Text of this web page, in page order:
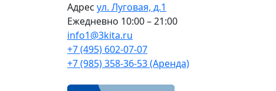
Адрес ул. Луговая, д.1
Ежедневно 10:00 – 21:00
info1@3kita.ru
+7 (495) 602-07-07
+7 (985) 358-36-53 (Аренда)